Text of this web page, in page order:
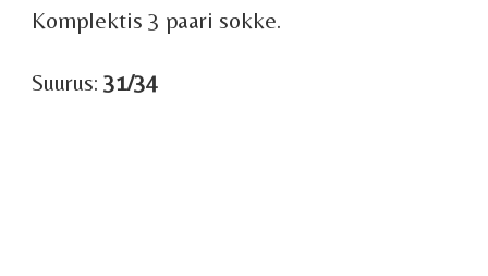
Komplektis 3 paari sokke.
Suurus: 31/34